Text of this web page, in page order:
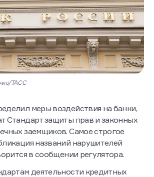
ТАСС
меры воздействия на банки,
Стандарт защиты прав и законных
заемщиков. Самое строгое
названий нарушителей
в сообщении регулятора.
деятельности кредитных